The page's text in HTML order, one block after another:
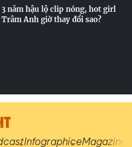
3 năm hậu lộ clip nóng, hot girl
Trâm Anh giờ thay đổi sao?
InfographiceMagazine